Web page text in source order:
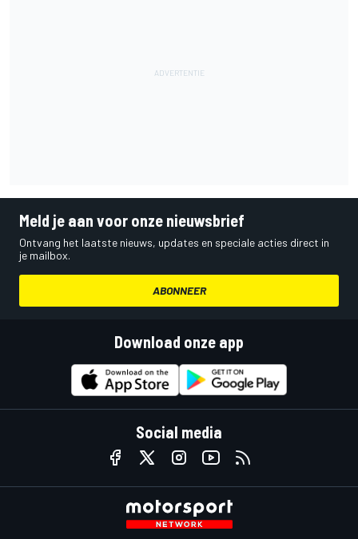
Meld je aan voor onze nieuwsbrief
Ontvang het laatste nieuws, updates en speciale acties direct in
je mailbox.
ABONNEER
Download onze app
Social media